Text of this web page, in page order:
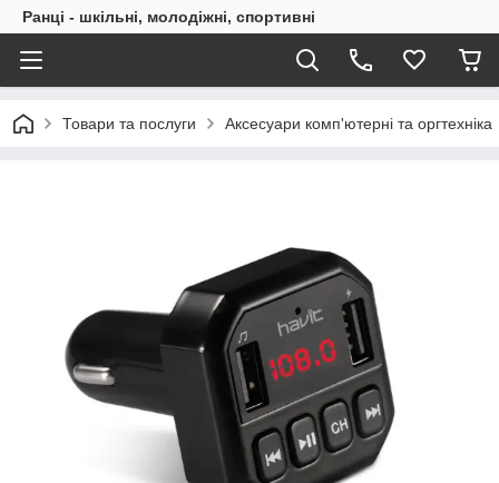
Ранці - шкільні, молодіжні, спортивні
Товари та послуги Аксесуари комп'ютерні та оргтехніка